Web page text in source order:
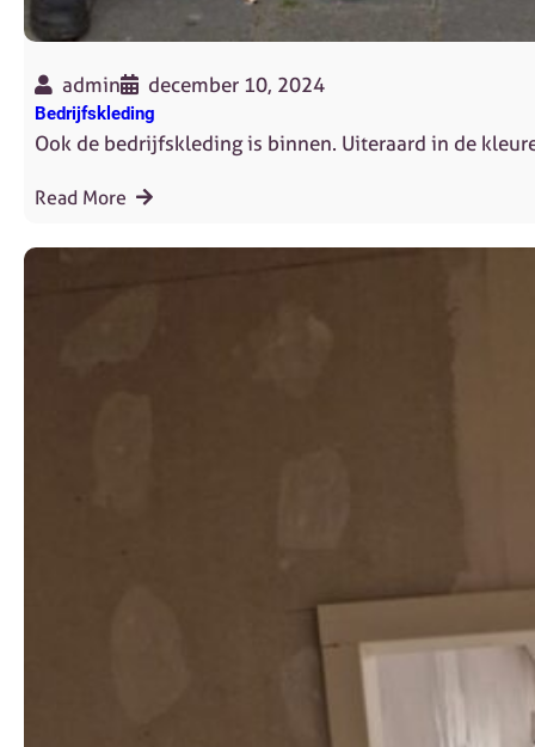
admin december 10, 2024
Bedrijfskleding
Ook de bedrijfskleding is binnen. Uiteraard in de
Read More